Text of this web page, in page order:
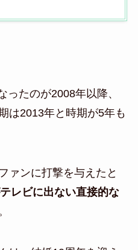
ったのが2008年以降、
は2013年と時期が5年も
ァンに打撃を与えたと
レビに出ない直接的な